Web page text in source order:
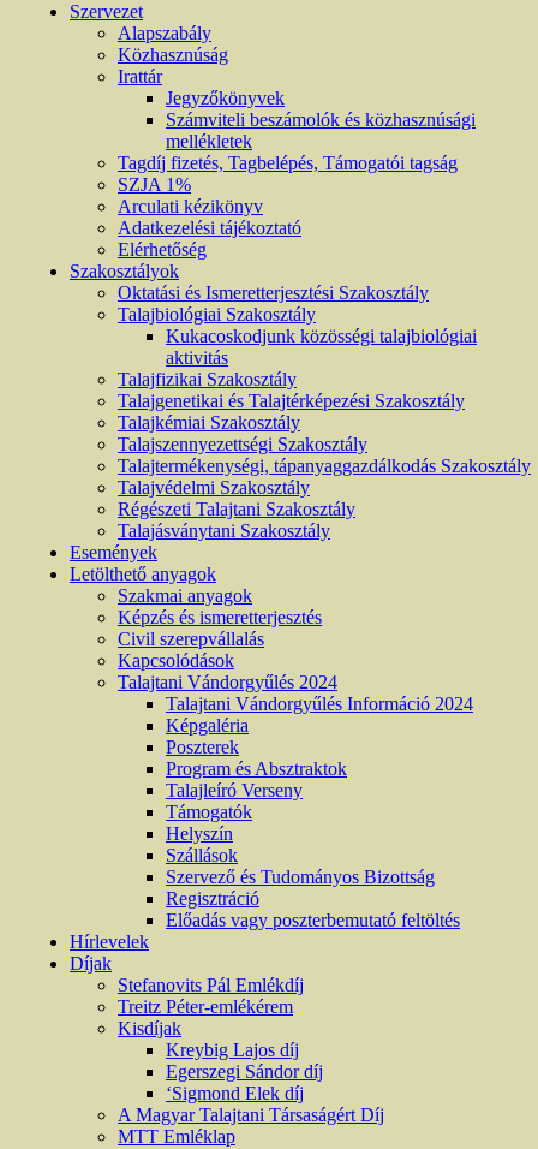
Szervezet
Alapszabály
Közhasznúság
Irattár
Jegyzőkönyvek
Számviteli beszámolók és közhasznúsági
mellékletek
Tagdíj fizetés, Tagbelépés, Támogatói tagság
SZJA 1%
Arculati kézikönyv
Adatkezelési tájékoztató
Elérhetőség
Szakosztályok
Oktatási és Ismeretterjesztési Szakosztály
Talajbiológiai Szakosztály
Kukacoskodjunk közösségi talajbiológiai
aktivitás
Talajfizikai Szakosztály
Talajgenetikai és Talajtérképezési Szakosztály
Talajkémiai Szakosztály
Talajszennyezettségi Szakosztály
Talajtermékenységi, tápanyaggazdálkodás Szakosztály
Talajvédelmi Szakosztály
Régészeti Talajtani Szakosztály
Talajásványtani Szakosztály
Események
Letölthető anyagok
Szakmai anyagok
Képzés és ismeretterjesztés
Civil szerepvállalás
Kapcsolódások
Talajtani Vándorgyűlés 2024
Talajtani Vándorgyűlés Információ 2024
Képgaléria
Poszterek
Program és Absztraktok
Talajleíró Verseny
Támogatók
Helyszín
Szállások
Szervező és Tudományos Bizottság
Regisztráció
Előadás vagy poszterbemutató feltöltés
Hírlevelek
Díjak
Stefanovits Pál Emlékdíj
Treitz Péter-emlékérem
Kisdíjak
Kreybig Lajos díj
Egerszegi Sándor díj
‘Sigmond Elek díj
A Magyar Talajtani Társaságért Díj
MTT Emléklap